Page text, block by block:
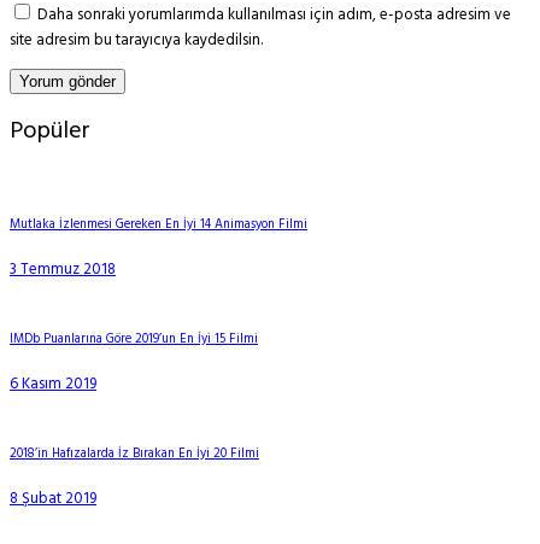
Daha sonraki yorumlarımda kullanılması için adım, e-posta adresim ve
site adresim bu tarayıcıya kaydedilsin.
Popüler
Mutlaka İzlenmesi Gereken En İyi 14 Animasyon Filmi
3 Temmuz 2018
IMDb Puanlarına Göre 2019’un En İyi 15 Filmi
6 Kasım 2019
2018’in Hafızalarda İz Bırakan En İyi 20 Filmi
8 Şubat 2019